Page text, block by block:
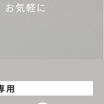
お気軽に
用